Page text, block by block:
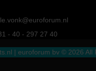
- 40 - 297 27 40
| euroforum bv © 2026 All